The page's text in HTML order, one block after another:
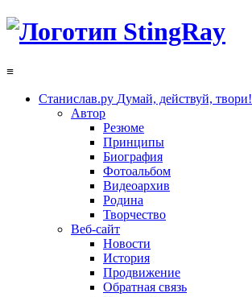
≡
Станислав.ру Думай, действуй, твори!
Автор
Резюме
Принципы
Биография
Фотоальбом
Видеоархив
Родина
Творчество
Веб-сайт
Новости
История
Продвижение
Обратная связь